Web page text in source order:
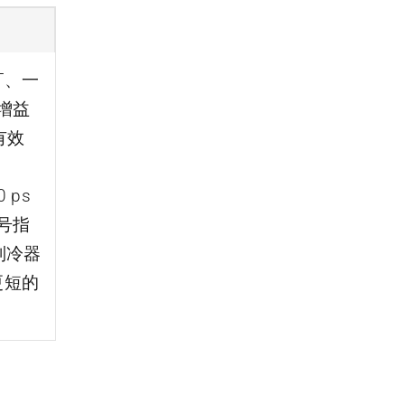
一
益
效
ps
指
冷器
的